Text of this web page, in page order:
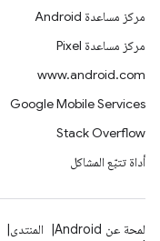
مركز مساعدة Android
مركز مساعدة Pixel
www.android.com
Google Mobile Services
Stack Overflow
أداة تتبّع المشاكل
لمحة عن Android المنتدى